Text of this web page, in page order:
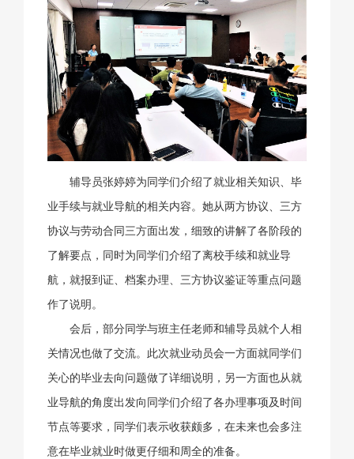
辅导员张婷婷为同学们介绍了就业相关知识、毕
业手续与就业导航的相关内容。她从两方协议、三方
协议与劳动合同三方面出发，细致的讲解了各阶段的
了解要点，同时为同学们介绍了离校手续和就业导
航，就报到证、档案办理、三方协议鉴证等重点问题
作了说明。
会后，部分同学与班主任老师和辅导员就个人相
关情况也做了交流。此次就业动员会一方面就同学们
关心的毕业去向问题做了详细说明，另一方面也从就
业导航的角度出发向同学们介绍了各办理事项及时间
节点等要求，同学们表示收获颇多，在未来也会多注
意在毕业就业时做更仔细和周全的准备。